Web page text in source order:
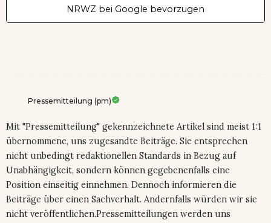
NRWZ bei Google bevorzugen
Pressemitteilung (pm)
Mit "Pressemitteilung" gekennzeichnete Artikel sind meist 1:1
übernommene, uns zugesandte Beiträge. Sie entsprechen
nicht unbedingt redaktionellen Standards in Bezug auf
Unabhängigkeit, sondern können gegebenenfalls eine
Position einseitig einnehmen. Dennoch informieren die
Beiträge über einen Sachverhalt. Andernfalls würden wir sie
nicht veröffentlichen.Pressemitteilungen werden uns